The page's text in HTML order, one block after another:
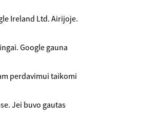
Ireland Ltd. Airijoje.
Google gauna
perdavimui taikomi
Jei buvo gautas